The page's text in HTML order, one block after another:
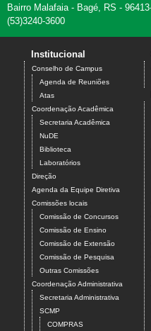
Bairro Malafaia - Bagé, RS -
(53)3240-3600
Institucional
Conselho de Campus
Agenda de Reuniões
Atas
Coordenação Acadêmica
Secretaria Acadêmica
NuDE
Biblioteca
Laboratórios
Direção
Agenda da Equipe Diretiva
Comissões locais
Comissão de Concursos
Comissão de Ensino
Comissão de Extensão
Comissão de Pesquisa
Outras Comissões
Coordenação Administrativa
Secretaria Administrativa
SCMP
COMPRAS